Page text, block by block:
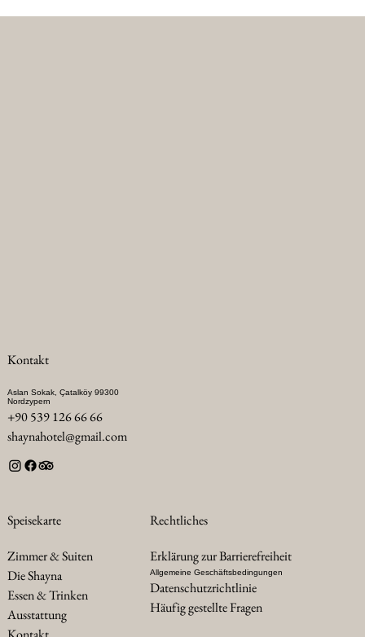
Kontakt
Aslan Sokak, Çatalköy 99300
Nordzypern
+90 539 126 66 66
shaynahotel@gmail.com
Speisekarte
Zimmer & Suiten
Die Shayna
Essen & Trinken
Ausstattung
Rechtliches
Erklärung zur Barrierefreiheit
Allgemeine Geschäftsbedingungen
Datenschutzrichtlinie
Häufig gestellte Fragen